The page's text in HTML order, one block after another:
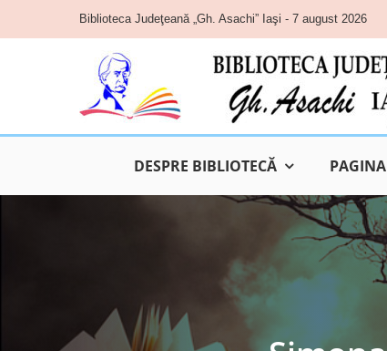
content
Biblioteca Judeţeană „Gh. Asachi” Iaşi - 7 august 2026
DESPRE BIBLIOTECĂ